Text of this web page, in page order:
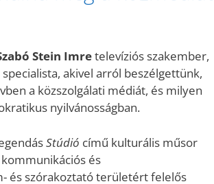
Stein Imretelevíziós szakember,
akivel arról beszélgettünk,
a közszolgálati médiát, és milyen
nyilvánosságban.
Stúdió című kulturális műsor
és
és szórakoztató területért felelős